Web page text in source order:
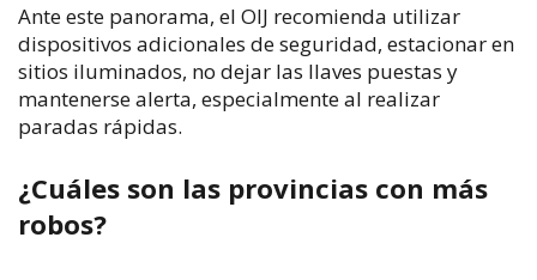
Ante este panorama, el OIJ recomienda utilizar
dispositivos adicionales de seguridad, estacionar en
sitios iluminados, no dejar las llaves puestas y
mantenerse alerta, especialmente al realizar
paradas rápidas.
¿Cuáles son las provincias con más
robos?